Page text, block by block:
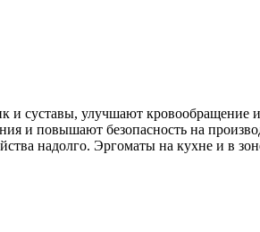
и суставы, улучшают кровообращение
и повышают безопасность на
надолго. Эргоматы на кухне и в